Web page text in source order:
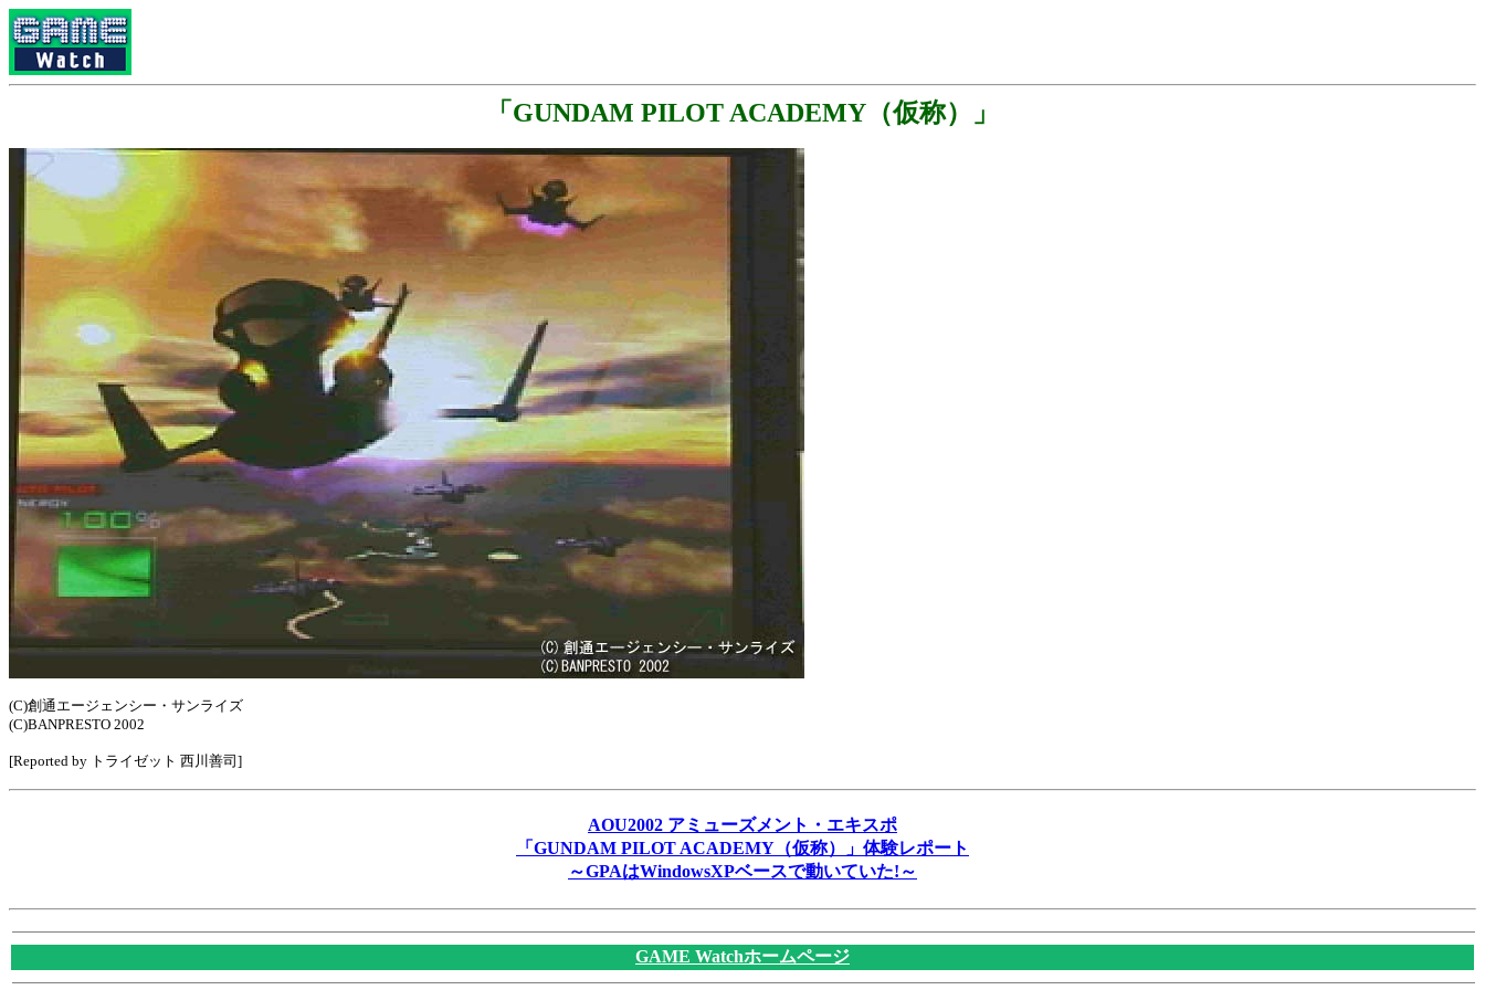
「GUNDAM PILOT ACADEMY（仮称）」
(C)創通エージェンシー・サンライズ
(C)BANPRESTO 2002
[Reported by トライゼット 西川善司]
AOU2002 アミューズメント・エキスポ
「GUNDAM PILOT ACADEMY（仮称）」体験レポート
～GPAはWindowsXPベースで動いていた!～
GAME Watchホームページ